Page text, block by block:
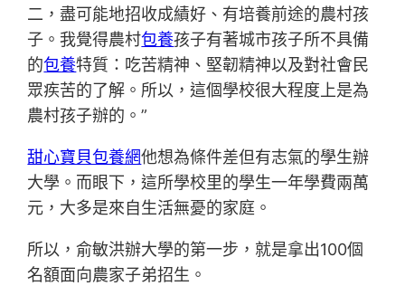
二，盡可能地招收成績好、有培養前途的農村孩
子。我覺得農村包養孩子有著城市孩子所不具備
的包養特質：吃苦精神、堅韌精神以及對社會民
眾疾苦的了解。所以，這個學校很大程度上是為
農村孩子辦的。”
甜心寶貝包養網他想為條件差但有志氣的學生辦
大學。而眼下，這所學校里的學生一年學費兩萬
元，大多是來自生活無憂的家庭。
所以，俞敏洪辦大學的第一步，就是拿出100個
名額面向農家子弟招生。